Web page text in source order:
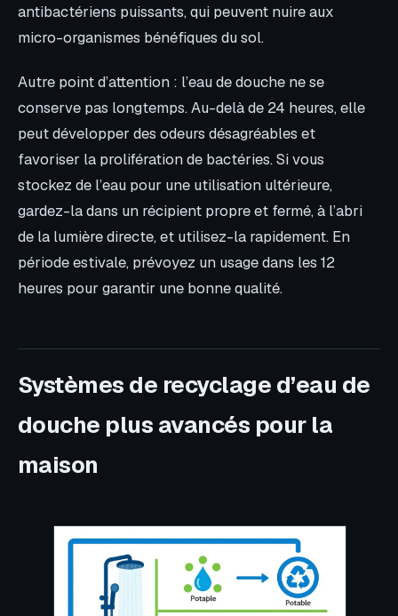
antibactériens puissants, qui peuvent nuire aux
micro-organismes bénéfiques du sol.
Autre point d’attention : l’eau de douche ne se
conserve pas longtemps. Au-delà de 24 heures, elle
peut développer des odeurs désagréables et
favoriser la prolifération de bactéries. Si vous
stockez de l’eau pour une utilisation ultérieure,
gardez-la dans un récipient propre et fermé, à l’abri
de la lumière directe, et utilisez-la rapidement. En
période estivale, prévoyez un usage dans les 12
heures pour garantir une bonne qualité.
Systèmes de recyclage d’eau de
douche plus avancés pour la
maison